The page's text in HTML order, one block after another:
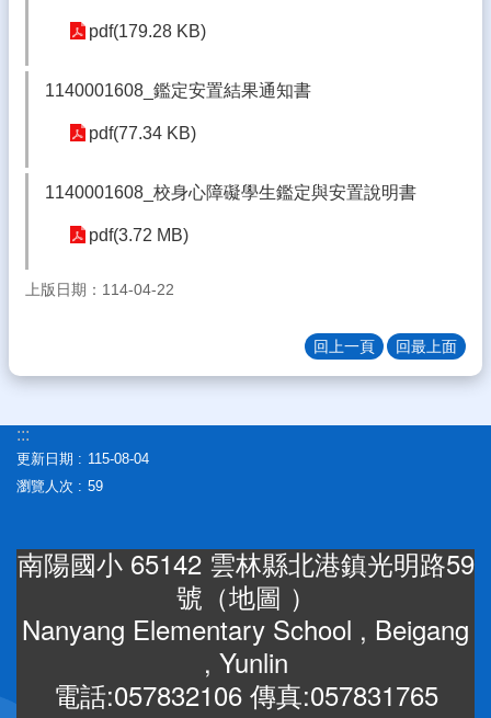
雲
系
林
師
交
流
教
處
公
pdf(179.28 KB)
1140001608_鑑定安置結果通知書
pdf(77.34 KB)
1140001608_校身心障礙學生鑑定與安置說明書
pdf(3.72 MB)
上版日期：114-04-22
回上一頁 回最上面
:::
更新日期
115-08-04
瀏覽人次
59
南陽國小 65142 雲林縣北港鎮光明路59
號（地圖 ）
Nanyang Elementary School , Beigang
, Yunlin
電話:057832106 傳真:057831765